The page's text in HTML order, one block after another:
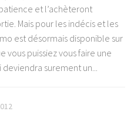
et l’achèteront
Mais pour les indécis et les
est désormais disponible sur
vous puissiez vous faire une
surement un...